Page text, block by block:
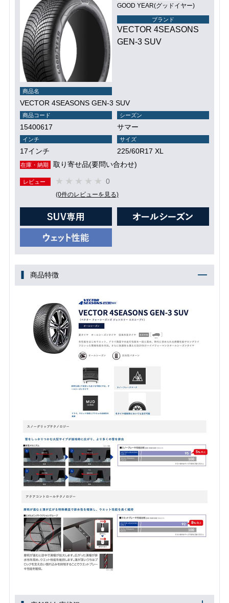
GOOD YEAR(グッドイヤー)
ブランド
VECTOR 4SEASONS
GEN-3 SUV
商品名
VECTOR 4SEASONS GEN-3 SUV
商品コード
15400617
シーズン
サマー
インチ
17インチ
サイズ
225/60R17 XL
在庫・納期 取り寄せ品(要問い合わせ)
レビュー 0
(0件のレビューを見る)
商品特徴